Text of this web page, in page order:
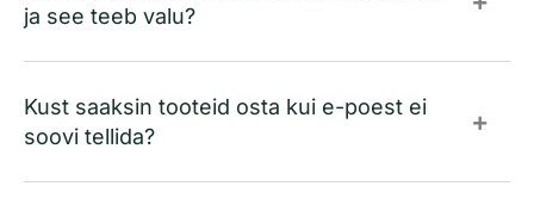
ja see teeb valu?
Kust saaksin tooteid osta kui e-poest ei
soovi tellida?